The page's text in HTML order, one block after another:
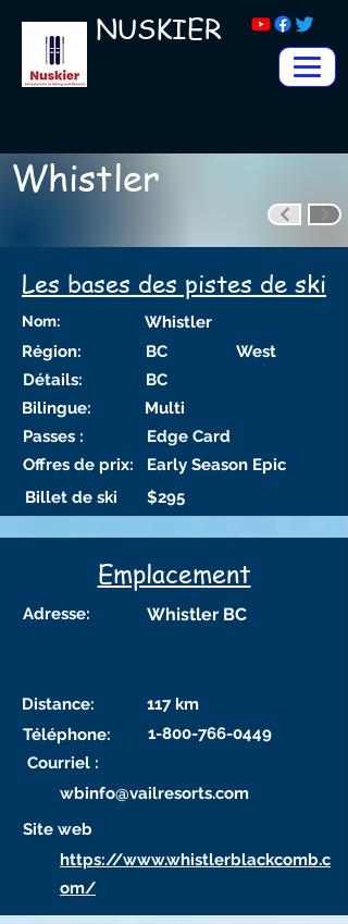
NUSKIER
Whistler
Les bases des pistes de ski
Nom:
Whistler
Région:
BC
West
Détails:
BC
Bilingue:
Multi
Passes :
Edge Card
Offres de prix:
Early Season Epic
Billet de ski
$295
Emplacement
Adresse: Whistler BC
Distance:
117 km
Téléphone:
1-800-766-0449
Courriel :
wbinfo@vailresorts.com
Site web
https://www.whistlerblackcomb.c
om/